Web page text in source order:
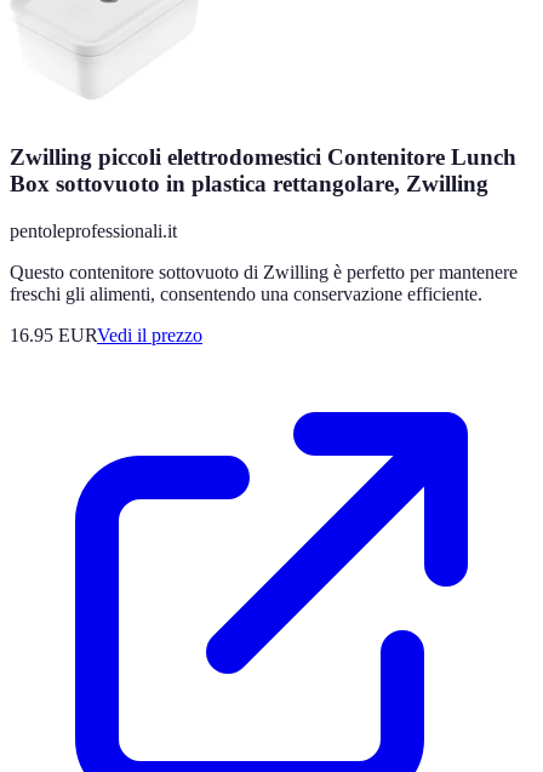
Zwilling piccoli elettrodomestici Contenitore Lunch
Box sottovuoto in plastica rettangolare, Zwilling
pentoleprofessionali.it
Questo contenitore sottovuoto di Zwilling è perfetto per mantenere
freschi gli alimenti, consentendo una conservazione efficiente.
16.95 EURVedi il prezzo